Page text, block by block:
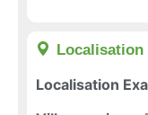
Localisation​
Localisation